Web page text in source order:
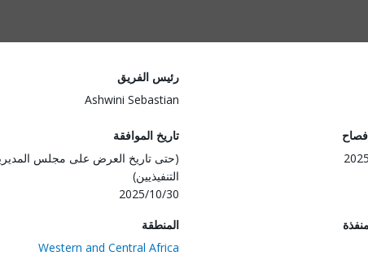
رئيس الفريق
Ashwini Sebastian
تاريخ الموافقة
(حتى تاريخ العرض على مجلس
التنفيذيين)
2025/10/30
المنطقة
Western and Central Africa